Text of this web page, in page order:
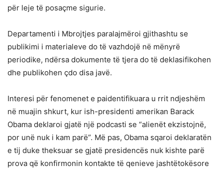
për leje të posaçme sigurie.
Departamenti i Mbrojtjes paralajmëroi gjithashtu se
publikimi i materialeve do të vazhdojë në mënyrë
periodike, ndërsa dokumente të tjera do të deklasifikohen
dhe publikohen çdo disa javë.
Interesi për fenomenet e paidentifikuara u rrit ndjeshëm
në muajin shkurt, kur ish-presidenti amerikan Barack
Obama deklaroi gjatë një podcasti se “alienët ekzistojnë,
por unë nuk i kam parë”. Më pas, Obama sqaroi deklaratën
e tij duke theksuar se gjatë presidencës nuk kishte parë
prova që konfirmonin kontakte të qenieve jashtëtokësore